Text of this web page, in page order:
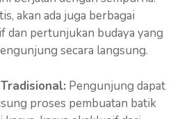
akan ada juga berbagai
pertunjukan budaya yang
secara langsung.
Pengunjung dapat
proses pembuatan batik